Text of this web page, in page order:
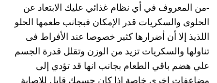
-من المعروف في أي نظام غذائي عليك الابتعاد عن
الحلوى والسكريات قدر الإمكان فبجانب طعمها الحلو
اللذيذ إلا أن أضرارها كثير خصوصا عند الأفراط فى
تناولها والسكريات تزيد من الوزن وتقلل قدرة الجسم
علي هضم باقي الطعام بجانب انها قد تؤدي إلى
مضاعفات اخري خاصة إذا كان جسمك قابل للإصابة